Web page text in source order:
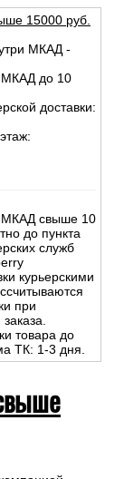
15000 руб.
МКАД -
МКАД до 10
доставки:
МКАД свыше 10
до пункта
служб
курьерскими
при
товара до
ТК: 1-3 дня.